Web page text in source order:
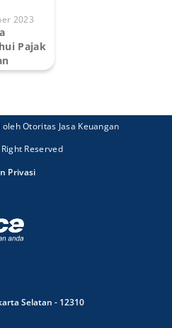
2023
Pajak
Otoritas Jasa Keuangan
Reserved
Privasi
Selatan - 12310